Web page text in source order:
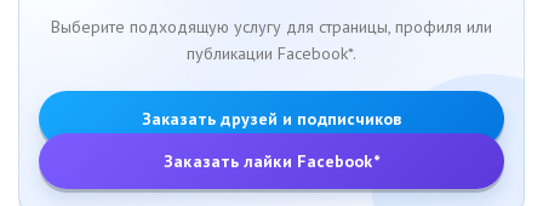
Выберите подходящую услугу для страницы, профиля или
публикации Facebook*.
Заказать друзей и подписчиков
Заказать лайки Facebook*